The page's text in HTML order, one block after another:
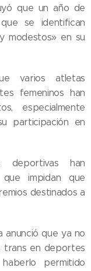
que un año de
se identifican
modestos» en su
varios atletas
femeninos han
especialmente
participación en
deportivas han
impidan que
destinados a
anunció que ya no
trans en deportes
permitido